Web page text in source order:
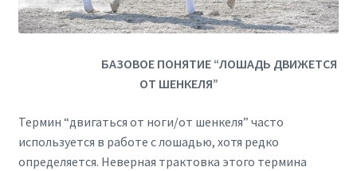
БАЗОВОЕ ПОНЯТИЕ “ЛОШАДЬ ДВИЖЕТСЯ
ОТ ШЕНКЕЛЯ”
Термин “двигаться от ноги/от шенкеля” часто
используется в работе с лошадью, хотя редко
определяется. Неверная трактовка этого термина